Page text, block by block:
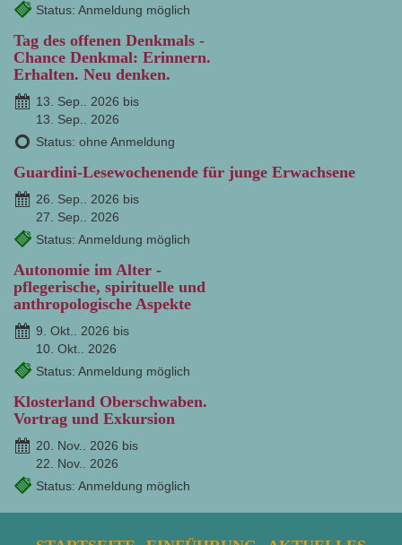
Status: Anmeldung möglich
Tag des offenen Denkmals -
Chance Denkmal: Erinnern.
Erhalten. Neu denken.
13. Sep.. 2026 bis
13. Sep.. 2026
Status: ohne Anmeldung
Guardini-Lesewochenende für junge Erwachsene
26. Sep.. 2026 bis
27. Sep.. 2026
Status: Anmeldung möglich
Autonomie im Alter -
pflegerische, spirituelle und
anthropologische Aspekte
9. Okt.. 2026 bis
10. Okt.. 2026
Status: Anmeldung möglich
Klosterland Oberschwaben.
Vortrag und Exkursion
20. Nov.. 2026 bis
22. Nov.. 2026
Status: Anmeldung möglich